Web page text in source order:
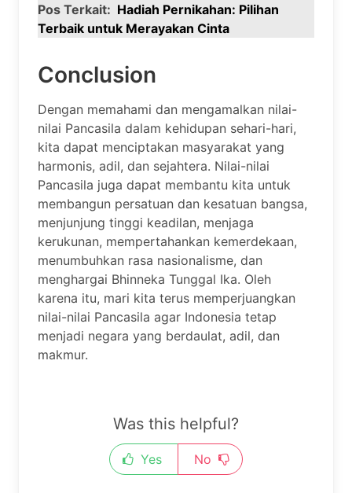
Pos Terkait: Hadiah Pernikahan: Pilihan
Terbaik untuk Merayakan Cinta
Conclusion
Dengan memahami dan mengamalkan nilai-
nilai Pancasila dalam kehidupan sehari-hari,
kita dapat menciptakan masyarakat yang
harmonis, adil, dan sejahtera. Nilai-nilai
Pancasila juga dapat membantu kita untuk
membangun persatuan dan kesatuan bangsa,
menjunjung tinggi keadilan, menjaga
kerukunan, mempertahankan kemerdekaan,
menumbuhkan rasa nasionalisme, dan
menghargai Bhinneka Tunggal Ika. Oleh
karena itu, mari kita terus memperjuangkan
nilai-nilai Pancasila agar Indonesia tetap
menjadi negara yang berdaulat, adil, dan
makmur.
Was this helpful?
Yes No